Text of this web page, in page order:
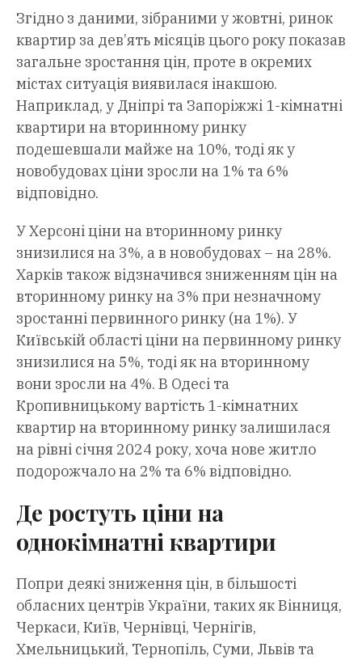
Згідно з даними, зібраними у жовтні, ринок
квартир за дев’ять місяців цього року показав
загальне зростання цін, проте в окремих
містах ситуація виявилася інакшою.
Наприклад, у Дніпрі та Запоріжжі 1-кімнатні
квартири на вторинному ринку
подешевшали майже на 10%, тоді як у
новобудовах ціни зросли на 1% та 6%
відповідно.
У Херсоні ціни на вторинному ринку
знизилися на 3%, а в новобудовах – на 28%.
Харків також відзначився зниженням цін на
вторинному ринку на 3% при незначному
зростанні первинного ринку (на 1%). У
Київській області ціни на первинному ринку
знизилися на 5%, тоді як на вторинному
вони зросли на 4%. В Одесі та
Кропивницькому вартість 1-кімнатних
квартир на вторинному ринку залишилася
на рівні січня 2024 року, хоча нове житло
подорожчало на 2% та 6% відповідно.
Де ростуть ціни на
однокімнатні квартири
Попри деякі зниження цін, в більшості
обласних центрів України, таких як Вінниця,
Черкаси, Київ, Чернівці, Чернігів,
Хмельницький, Тернопіль, Суми, Львів та